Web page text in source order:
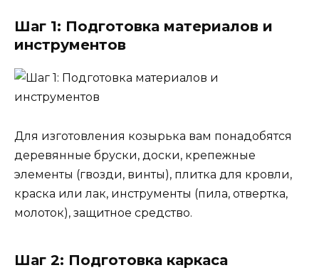
Шаг 1: Подготовка материалов и
инструментов
Для изготовления козырька вам понадобятся
деревянные бруски, доски, крепежные
элементы (гвозди, винты), плитка для кровли,
краска или лак, инструменты (пила, отвертка,
молоток), защитное средство.
Шаг 2: Подготовка каркаса